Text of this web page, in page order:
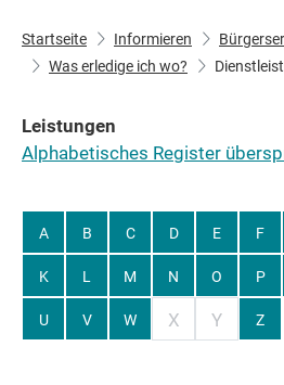
Startseite Informieren
Was erledige ich wo?
Leistungen
Alphabetisches Register
A B C D E F
K L M N O P
U V W X Y Z